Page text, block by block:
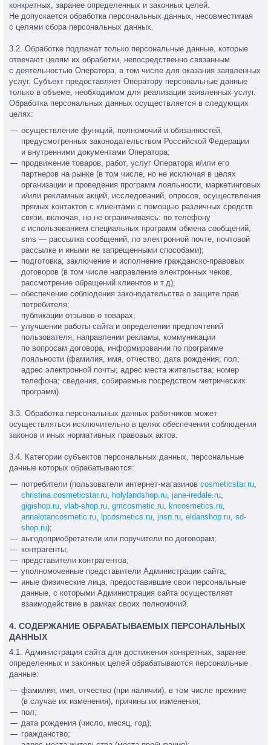
конкретных, заранее определенных и законных целей.
Не допускается обработка персональных данных, несовместимая
с целями сбора персональных данных.
3.2. Обработке подлежат только персональные данные, которые
отвечают целям их обработки, непосредственно связанным
с деятельностью Оператора, в том числе для оказания заявленных
услуг. Субъект предоставляет Оператору персональные данные
только в объеме, необходимом для реализации заявленных услуг.
Обработка персональных данных осуществляется в следующих
целях:
осуществление функций, полномочий и обязанностей,
предусмотренных законодательством Российской Федерации
и внутренними документами Оператора;
продвижение товаров, работ, услуг Оператора и/или его
партнеров на рынке (в том числе, но не исключая в целях
организации и проведения программ лояльности, маркетинговых
и/или рекламных акций, исследований, опросов, осуществления
прямых контактов с клиентами с помощью различных средств
связи, включая, но не ограничиваясь: по телефону
с использованием специальных программ обмена сообщений,
sms — рассылка сообщений, по электронной почте, почтовой
рассылке и иными не запрещенными способами);
подготовка, заключение и исполнение гражданско-правовых
договоров (в том числе направление электронных чеков,
рассмотрение обращений клиентов и т.д);
обеспечение соблюдения законодательства о защите прав
потребителя;
публикации отзывов о товарах;
улучшении работы сайта и определении предпочтений
пользователя, направлении рекламы, коммуникации
по вопросам договора, информировании по программе
лояльности (фамилия, имя, отчество; дата рождения; пол;
адрес электронной почты; адрес места жительства; номер
телефона; сведения, собираемые посредством метрических
программ).
3.3. Обработка персональных данных работников может
осуществляться исключительно в целях обеспечения соблюдения
законов и иных нормативных правовых актов.
3.4. Категории субъектов персональных данных, персональные
данные которых обрабатываются:
потребители (пользователи интернет-магазинов cosmeticstar.ru,
christina.cosmeticstar.ru, holylandshop.ru, jane-iredale.ru,
gigishop.ru, vlab-shop.ru, gmcosmetic.ru, kncosmetics.ru,
annalotancosmetic.ru, lpcosmetics.ru, jnsn.ru, eldanshop.ru, sd-
shop.ru);
выгодоприобретатели или поручители по договорам;
контрагенты;
представители контрагентов;
уполномоченные представители Администрации сайта;
иные физические лица, предоставившие свои персональные
данные, с которыми Администрация сайта осуществляет
взаимодействие в рамках своих полномочий.
4. СОДЕРЖАНИЕ ОБРАБАТЫВАЕМЫХ ПЕРСОНАЛЬНЫХ
ДАННЫХ
4.1. Администрация сайта для достижения конкретных, заранее
определенных и законных целей обрабатываются персональные
данные:
фамилия, имя, отчество (при наличии), в том числе прежние
(в случае их изменения), причины их изменения;
пол;
дата рождения (число, месяц, год);
гражданство;